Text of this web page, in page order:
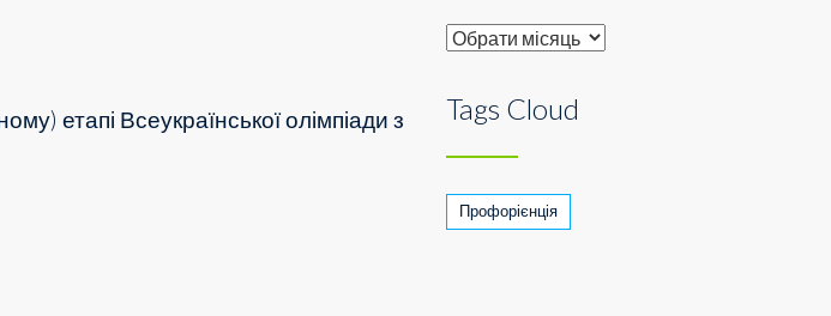
етапі Всеукраїнської олімпіади з
Archive
Tags Cloud
Профорієнція